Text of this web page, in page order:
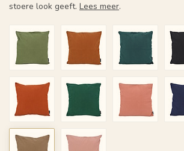
stoere look geeft. Lees meer.